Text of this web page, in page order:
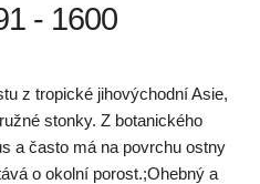
- 1600
z tropické jihovýchodní Asie,
stonky. Z botanického
a často má na povrchu ostny
o okolní porost.;Ohebný a